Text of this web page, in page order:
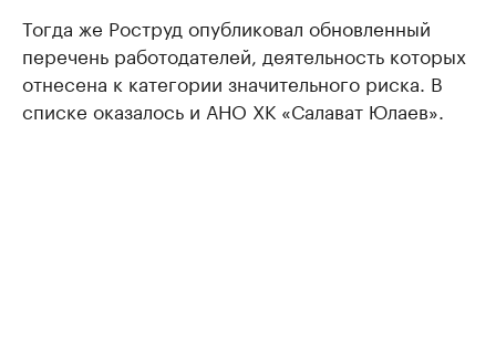
Тогда же Роструд опубликовал обновленный
перечень работодателей, деятельность которых
отнесена к категории значительного риска. В
списке оказалось и АНО ХК «Салават Юлаев».